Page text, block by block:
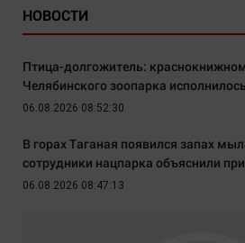
НОВОСТИ
Птица-долгожитель:
Челябинского зоопарка
06.08.2026 08:52:30
В горах Таганая появился запах
сотрудники нацпарка объяснили
06.08.2026 08:47:13